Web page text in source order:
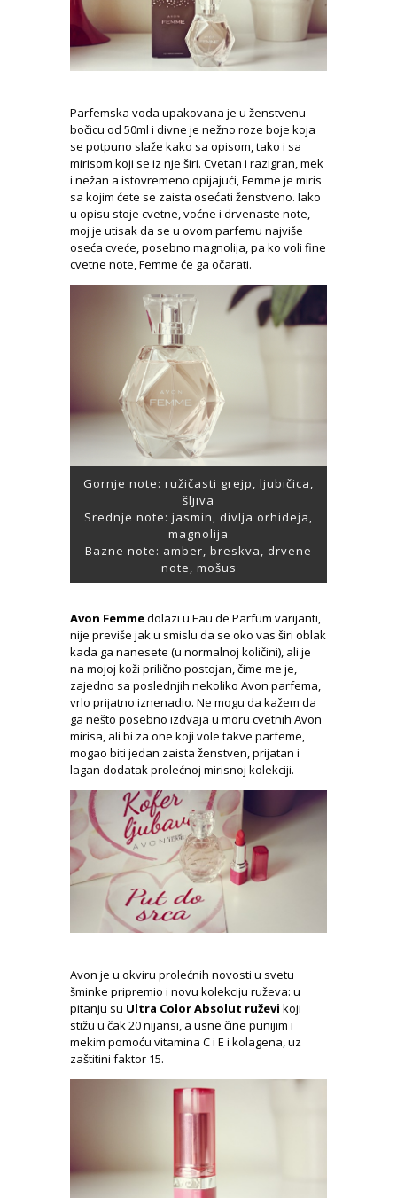
Parfemska voda upakovana je u ženstvenu
bočicu od 50ml i divne je nežno roze boje koja
se potpuno slaže kako sa opisom, tako i sa
mirisom koji se iz nje širi. Cvetan i razigran, mek
i nežan a istovremeno opijajući, Femme je miris
sa kojim ćete se zaista osećati ženstveno. Iako
u opisu stoje cvetne, voćne i drvenaste note,
moj je utisak da se u ovom parfemu najviše
oseća cveće, posebno magnolija, pa ko voli fine
cvetne note, Femme će ga očarati.
Gornje note: ružičasti grejp, ljubičica,
šljiva
Srednje note: jasmin, divlja orhideja,
magnolija
Bazne note: amber, breskva, drvene
note, mošus
Avon Femmedolazi u Eau de Parfum varijanti,
nije previše jak u smislu da se oko vas širi oblak
kada ga nanesete (u normalnoj količini), ali je
na mojoj koži prilično postojan, čime me je,
zajedno sa poslednjih nekoliko Avon parfema,
vrlo prijatno iznenadio. Ne mogu da kažem da
ga nešto posebno izdvaja u moru cvetnih Avon
mirisa, ali bi za one koji vole takve parfeme,
mogao biti jedan zaista ženstven, prijatan i
lagan dodatak prolećnoj mirisnoj kolekciji.
Avon je u okviru prolećnih novosti u svetu
šminke pripremio i novu kolekciju ruževa: u
pitanju su Ultra Color Absolut ruževi koji
stižu u čak 20 nijansi, a usne čine punijim i
mekim pomoću vitamina C i E i kolagena, uz
zaštitini faktor 15.